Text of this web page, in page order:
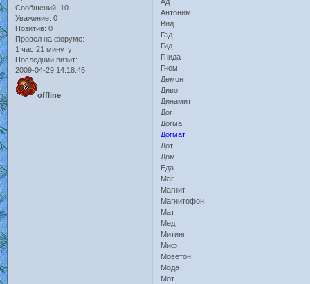
Сообщений: 10
Уважение: 0
Позитив: 0
Провел на форуме:
1 час 21 минуту
Последний визит:
2009-04-29 14:18:45
offline
Антоним
Вид
Гад
Гид
Гнида
Гном
Демон
Диво
Динамит
Дог
Догма
Догмат
Дот
Дом
Еда
Маг
Магнит
Магнитофон
Мат
Мед
Митинг
Миф
Моветон
Мода
Мот